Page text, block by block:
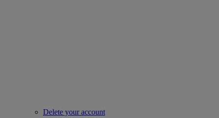
Delete your account